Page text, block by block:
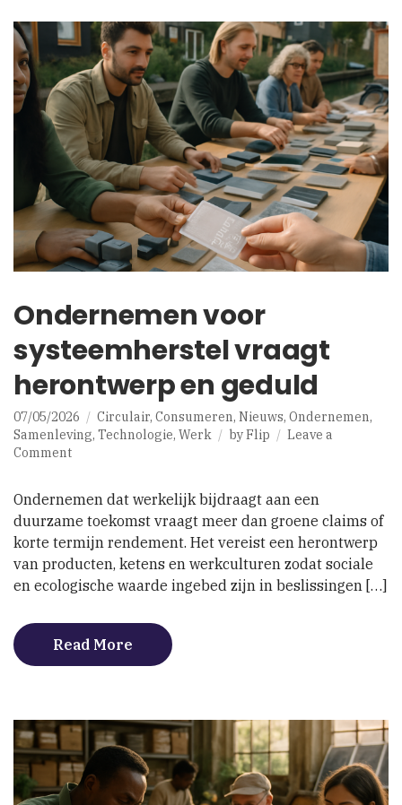
Ondernemen voor
systeemherstel vraagt
herontwerp en geduld
07/05/2026 Circulair, Consumeren, Nieuws, Ondernemen,
Samenleving, Technologie, Werk byFlip
Leave a
Commenton
systeemherstel
vraagt
herontwerp
en
geduld
Ondernemen dat werkelijk bijdraagt aan een
duurzame toekomst vraagt meer dan groene claims of
korte termijn rendement. Het vereist een herontwerp
van producten, ketens en werkculturen zodat sociale
en ecologische waarde ingebed zijn in beslissingen […]
Read More